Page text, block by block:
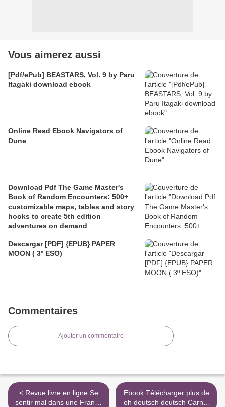
Vous aimerez aussi
[Pdf/ePub] BEASTARS, Vol. 9 by Paru
Itagaki download ebook
Online Read Ebook Navigators of
Dune
Download Pdf The Game Master's
Book of Random Encounters: 500+
customizable maps, tables and story
hooks to create 5th edition
adventures on demand
Descargar [PDF] {EPUB} PAPER
MOON ( 3º ESO)
Commentaires
Ajouter un commentaire
< Revue livre en ligne Se
sentir mal dans une France
Ebook Télécharger plus de
oh deutsch deutsch Carnet